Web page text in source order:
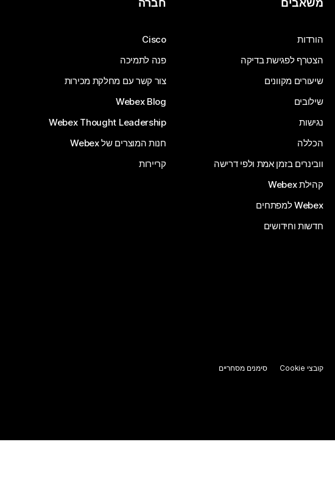
הורדות
הצטרף לפגישת בדיקה
שיעורים מקוונים
שילובים
נגישות
הכללה
וובינרים בזמן אמת ולפי דרישה
קהילת Webex
Webex למפתחים
חדשות וחידושים
Cisco
פנה לתמיכה
צור קשר עם מחלקת מכירות
Webex Blog
Webex Thought Leadership
חנות המוצרים של Webex
קריירות
קובצי Cookie סימנים מסחריים